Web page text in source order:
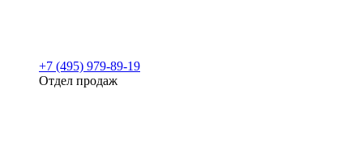
+7 (495) 979-89-19
Отдел продаж